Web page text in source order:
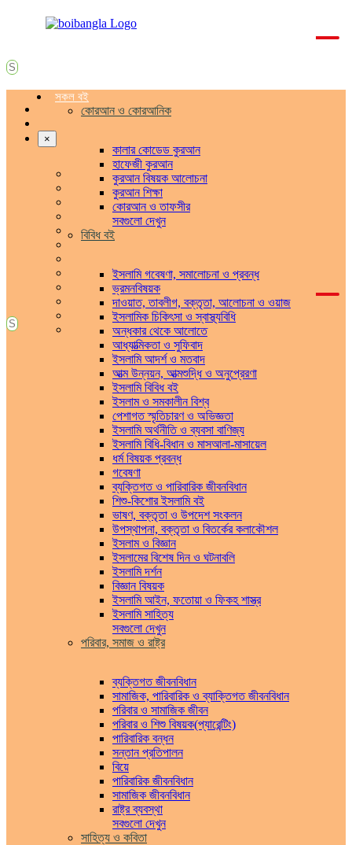
×
সকল বই
কোরআন ও কোরআনিক
কালার কোডেড কুরআন
হাফেজী কুরআন
কুরআন বিষয়ক আলোচনা
কুরআন শিক্ষা
কোরআন ও তাফসীর
সবগুলো দেখুন
বিবিধ বই
ইসলামি গবেষণা, সমালোচনা ও প্রবন্ধ
ভ্রমনবিষয়ক
দাওয়াত, তাবলীগ, বক্তৃতা, আলোচনা ও ওয়াজ
ইসলামিক চিকিৎসা ও স্বাস্থ্যবিধি
অন্ধকার থেকে আলোতে
আধ্যাত্মিকতা ও সুফিবাদ
ইসলামি আদর্শ ও মতবাদ
আত্ম উন্নয়ন, আত্মশুদ্ধি ও অনুপ্রেরণা
ইসলামি বিবিধ বই
ইসলাম ও সমকালীন বিশ্ব
পেশাগত স্মৃতিচারণ ও অভিজ্ঞতা
ইসলামি অর্থনীতি ও ব্যবসা বাণিজ্য
ইসলামি বিধি-বিধান ও মাসআলা-মাসায়েল
ধর্ম বিষয়ক প্রবন্ধ
গবেষণা
ব্যক্তিগত ও পারিবারিক জীবনবিধান
শিশু-কিশোর ইসলামি বই
ভাষণ, বক্তৃতা ও উপদেশ সংকলন
উপস্থাপনা, বক্তৃতা ও বিতর্কের কলাকৌশল
ইসলাম ও বিজ্ঞান
ইসলামের বিশেষ দিন ও ঘটনাবলি
ইসলামি দর্শন
বিজ্ঞান বিষয়ক
ইসলামি আইন, ফতোয়া ও ফিকহ শাস্ত্র
ইসলামি সাহিত্য
সবগুলো দেখুন
পরিবার, সমাজ ও রাষ্ট্র
ব্যক্তিগত জীবনবিধান
সামাজিক, পারিবারিক ও ব্যাক্তিগত জীবনবিধান
পরিবার ও সামাজিক জীবন
পরিবার ও শিশু বিষয়ক(প্যারেন্টিং)
পারিবারিক বন্ধন
সন্তান প্রতিপালন
বিয়ে
পারিবারিক জীবনবিধান
সামাজিক জীবনবিধান
রাষ্ট্র ব্যবস্থা
সবগুলো দেখুন
সাহিত্য ও কবিতা